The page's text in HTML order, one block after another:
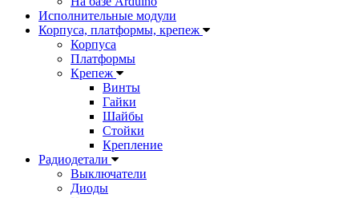
Исполнительные модули
Корпуса, платформы, крепеж
Корпуса
Платформы
Крепеж
Винты
Гайки
Шайбы
Стойки
Крепление
Радиодетали
Выключатели
Диоды